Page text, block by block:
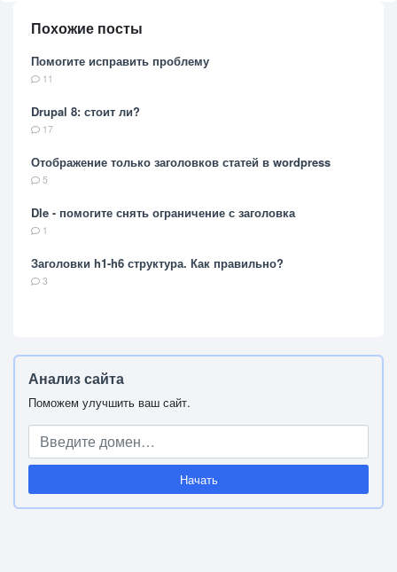
Похожие посты
Помогите исправить проблему
11
Drupal 8: стоит ли?
17
Отображение только заголовков статей в wordpress
5
Dle - помогите снять ограничение с заголовка
1
Заголовки h1-h6 структура. Как правильно?
3
Анализ сайта
Поможем улучшить ваш сайт.
Начать